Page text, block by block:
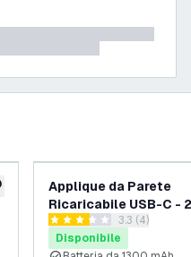
alla lista desideri
recensioni
Applique da Parete
Ricaricabile USB-C -
150 lumen - 2700K -
Senza Fili - Batteria
apri il
3.3 stelle di valutazione
3.3 (4)
Disponibile